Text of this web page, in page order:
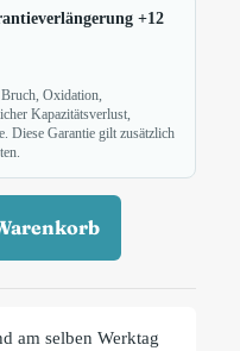
+12
Oxidation,
Kapazitätsverlust,
Diese Garantie gilt zusätzlich
am selben Werktag